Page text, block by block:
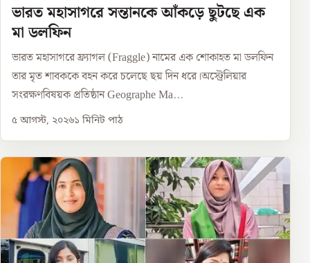
ভারত মহাসাগরে সন্তানকে আঁকড়ে ছুটছে এক
মা ডলফিন
ভারত মহাসাগরে ফ্র্যাগল (Fraggle) নামের এক শোকাহত মা ডলফিন
তার মৃত শাবককে বহন করে চলেছে ছয় দিন ধরে।অস্ট্রেলিয়ার
সংরক্ষণবিষয়ক প্রতিষ্ঠান Geographe Ma...
৫ আগস্ট, ২০২৬১ মিনিট পাঠ